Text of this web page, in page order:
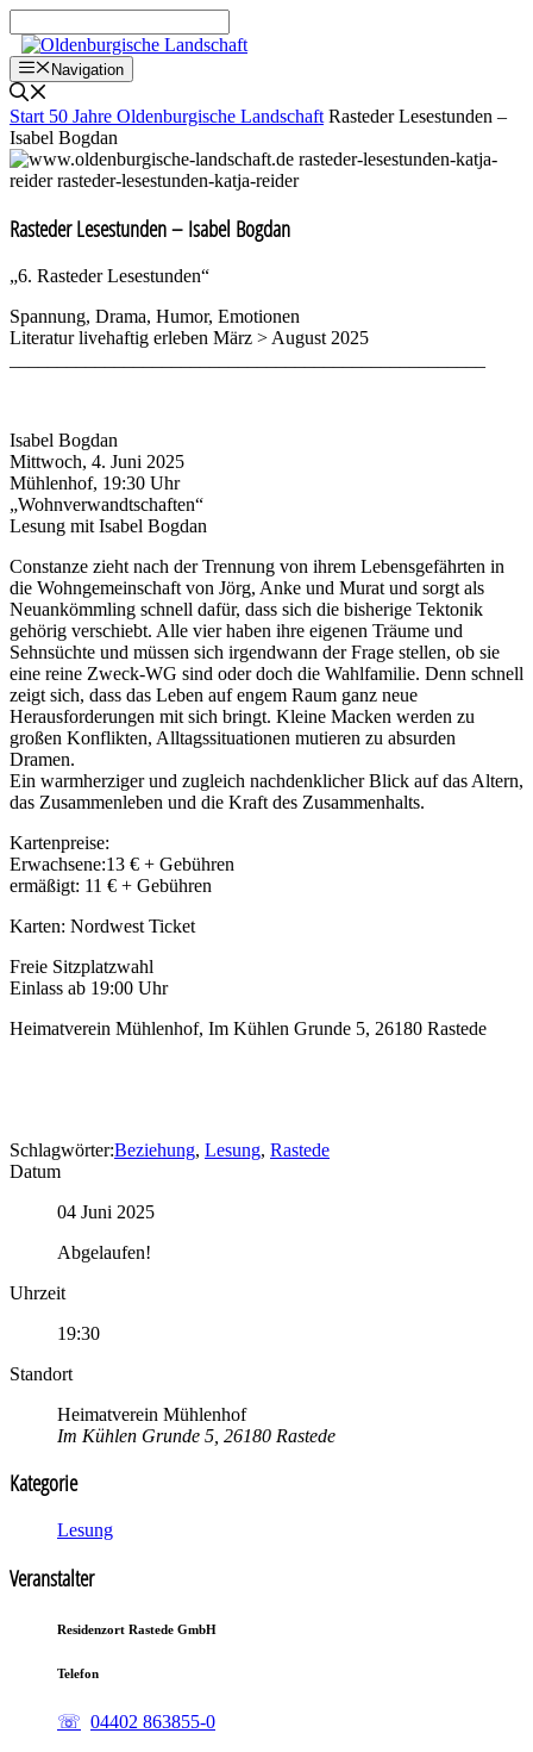
Inhalt
springenNavigation
Start 50 Jahre Oldenburgische Landschaft Rasteder Lesestunden –
Isabel Bogdan
Rasteder Lesestunden – Isabel Bogdan
„6. Rasteder Lesestunden“
Spannung, Drama, Humor, Emotionen
Literatur livehaftig erleben März ˃ August 2025
Isabel Bogdan
Mittwoch, 4. Juni 2025
Mühlenhof, 19:30 Uhr
„Wohnverwandtschaften“
Lesung mit Isabel Bogdan
Constanze zieht nach der Trennung von ihrem Lebensgefährten in
die Wohngemeinschaft von Jörg, Anke und Murat und sorgt als
Neuankömmling schnell dafür, dass sich die bisherige Tektonik
gehörig verschiebt. Alle vier haben ihre eigenen Träume und
Sehnsüchte und müssen sich irgendwann der Frage stellen, ob sie
eine reine Zweck-WG sind oder doch die Wahlfamilie. Denn schnell
zeigt sich, dass das Leben auf engem Raum ganz neue
Herausforderungen mit sich bringt. Kleine Macken werden zu
großen Konflikten, Alltagssituationen mutieren zu absurden
Dramen.
Ein warmherziger und zugleich nachdenklicher Blick auf das Altern,
das Zusammenleben und die Kraft des Zusammenhalts.
Kartenpreise:
Erwachsene:13 € + Gebühren
ermäßigt: 11 € + Gebühren
Karten: Nordwest Ticket
Freie Sitzplatzwahl
Einlass ab 19:00 Uhr
Heimatverein Mühlenhof, Im Kühlen Grunde 5, 26180 Rastede
Schlagwörter:Beziehung, Lesung, Rastede
Datum
04 Juni 2025
Abgelaufen!
Uhrzeit
19:30
Standort
Heimatverein Mühlenhof
Im Kühlen Grunde 5, 26180 Rastede
Kategorie
Lesung
Veranstalter
Residenzort Rastede GmbH
Telefon
04402 863855-0